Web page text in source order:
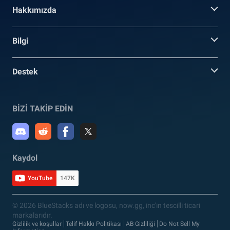
Hakkımızda
Bilgi
Destek
BİZİ TAKİP EDİN
Kaydol
YouTube 147K
© 2026 BlueStacks adı ve logosu, now.gg, inc'in tescilli ticari
markalarıdır.
Gizlilik ve koşullar Telif Hakkı Politikası AB Gizliliği
Do Not Sell My